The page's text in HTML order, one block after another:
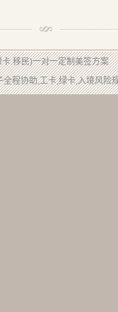
.移民)一对一定制美签方案
程协助,工卡,绿卡,入境风险